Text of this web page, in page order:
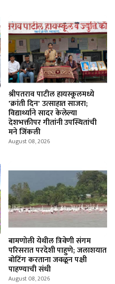
श्रीपतराव पाटील हायस्कूलमध्ये
'क्रांती दिन' उत्साहात साजरा;
विद्यार्थ्याने सादर केलेल्या
देशभक्तीपर गीतांनी उपस्थितांची
मने जिंकली
August 08, 2026
बामणोली येथील त्रिवेणी संगम
परिसरात परदेशी पाहुणे; जलाशयात
बोटिंग करताना जवळून पक्षी
पाहण्याची संधी
August 08, 2026